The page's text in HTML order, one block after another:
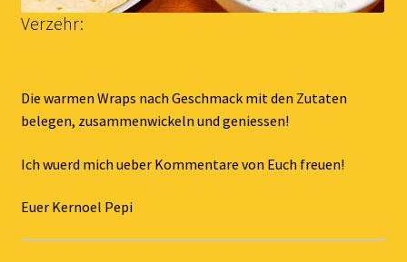
Verzehr:
Die warmen Wraps nach Geschmack mit den Zutaten
belegen, zusammenwickeln und geniessen!
Ich wuerd mich ueber Kommentare von Euch freuen!
Euer Kernoel Pepi